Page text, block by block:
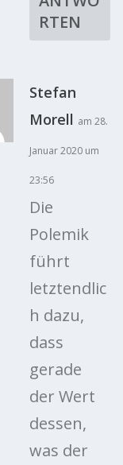
RTEN
Stefan
Morell am 28.
Januar 2020 um
23:56
Die
Polemik
führt
letztendlic
h dazu,
dass
gerade
der Wert
dessen,
was der